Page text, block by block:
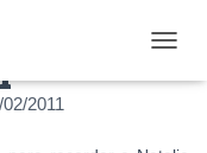
A
02/2011